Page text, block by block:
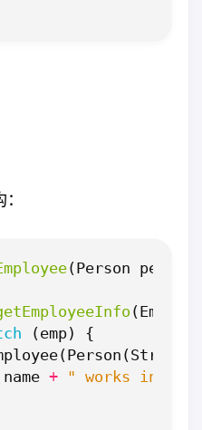
(Person person
(
(emp)
{
(Person (String
name + " works in "